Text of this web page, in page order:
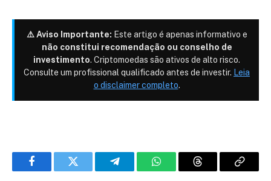
⚠️ Aviso Importante: Este artigo é apenas informativo e
não constitui recomendação ou conselho de
investimento. Criptomoedas são ativos de alto risco.
Consulte um profissional qualificado antes de investir. Leia
o disclaimer completo.
FacebookTwitter TelegramWhatsAppThreads Copiar